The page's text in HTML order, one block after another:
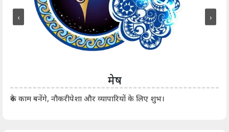
मेष
रुके काम बनेंगे, नौकरीपेशा और व्यापारियों के लिए शुभ।
‹ ›